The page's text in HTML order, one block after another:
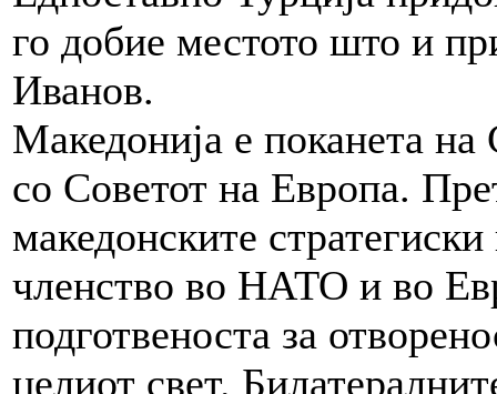
го добие местото што и
Иванов.
Македонија е поканета на
со Советот на Европа.
македонските
членство во НАТО и во
подготвеноста за
целиот свет.